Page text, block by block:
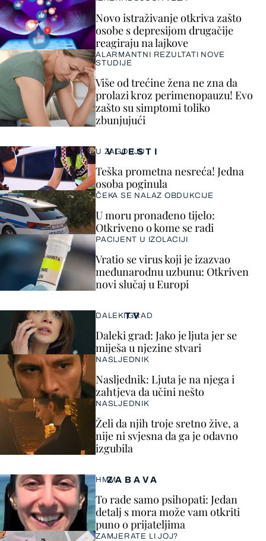
VIJESTI
U ZAGORJU
Teška prometna nesreća! Jedna
osoba poginula
ČEKA SE NALAZ OBDUKCIJE
U moru pronađeno tijelo:
Otkriveno o kome se radi
PACIJENT U IZOLACIJI
Vratio se virus koji je izazvao
međunarodnu uzbunu: Otkriven
novi slučaj u Europi
Novo istraživanje otkriva zašto
osobe s depresijom drugačije
reagiraju na lajkove
ALARMANTNI REZULTATI NOVE
STUDIJE
Više od trećine žena ne zna da
prolazi kroz perimenopauzu! Evo
zašto su simptomi toliko
zbunjujući
ZABAVA
HMM…
To rade samo psihopati: Jedan
detalj s mora može vam otkriti
puno o prijateljima
ZAMJERATE LI JOJ?
TV
DALEKI GRAD
Daleki grad: Jako je ljuta jer se
miješa u njezine stvari
NASLJEDNIK
Nasljednik: Ljuta je na njega i
zahtjeva da učini nešto
NASLJEDNIK
Želi da njih troje sretno žive, a
nije ni svjesna da ga je odavno
izgubila